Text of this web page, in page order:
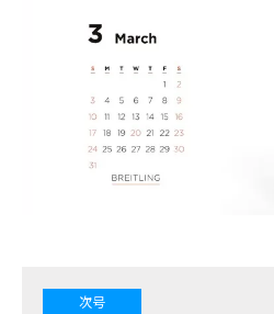
次号